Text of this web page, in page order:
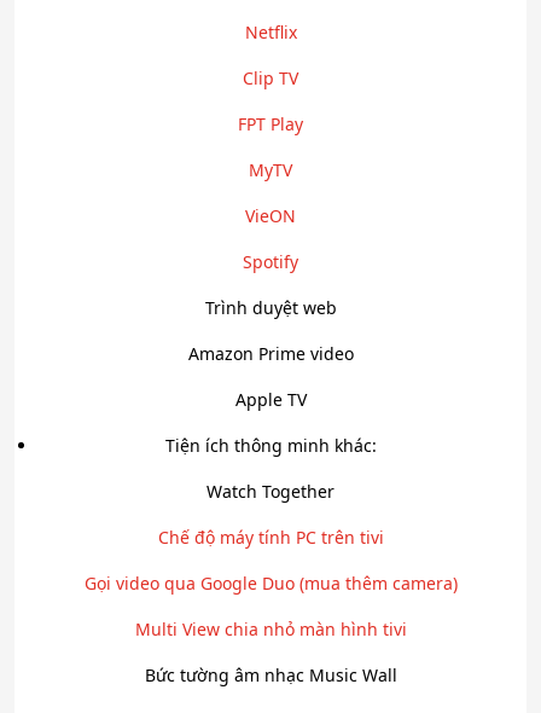
Netflix
Clip TV
FPT Play
MyTV
VieON
Spotify
Trình duyệt web
Amazon Prime video
Apple TV
Tiện ích thông minh khác:
Watch Together
Chế độ máy tính PC trên tivi
Gọi video qua Google Duo (mua thêm camera)
Multi View chia nhỏ màn hình tivi
Bức tường âm nhạc Music Wall